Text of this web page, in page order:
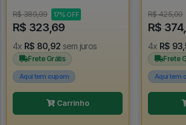
R$ 389,99
17% OFF
R$ 323,69
4x R$ 80,92 sem juros
Frete Grátis
Aqui tem cupom
Carrinho
R$ 425,00
R$
4x R$
Frete
Aqui tem